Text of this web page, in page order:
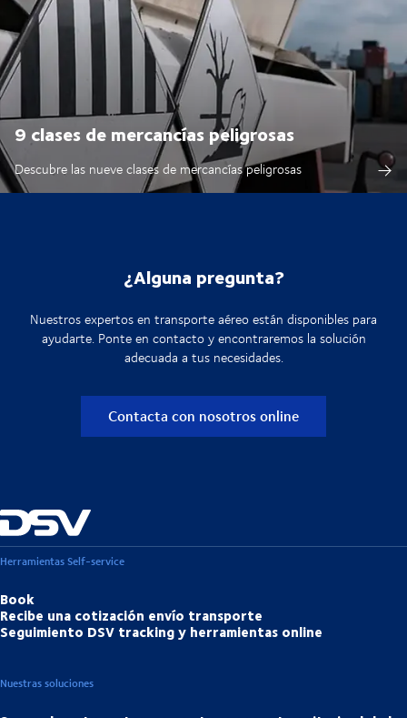
9 clases de mercancías peligrosas
Descubre las nueve clases de mercancías peligrosas
¿Alguna pregunta?
Nuestros expertos en transporte aéreo están disponibles para
ayudarte. Ponte en contacto y encontraremos la solución
adecuada a tus necesidades.
Contacta con nosotros online
Herramientas Self-service
Book
Recibe una cotización envío transporte
Seguimiento DSV tracking y herramientas online
Nuestras soluciones